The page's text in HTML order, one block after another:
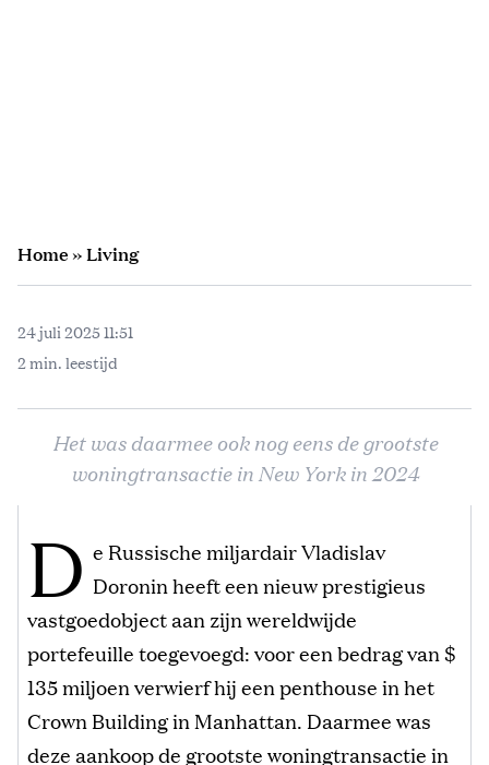
Home»Living
24 juli 2025 11:51
2 min. leestijd
Het was daarmee ook nog eens de grootste
woningtransactie in New York in 2024
D e Russische miljardair Vladislav
Doronin heeft een nieuw prestigieus
vastgoedobject aan zijn wereldwijde
portefeuille toegevoegd: voor een bedrag van $
135 miljoen verwierf hij een penthouse in het
Crown Building in Manhattan. Daarmee was
deze aankoop de grootste woningtransactie in